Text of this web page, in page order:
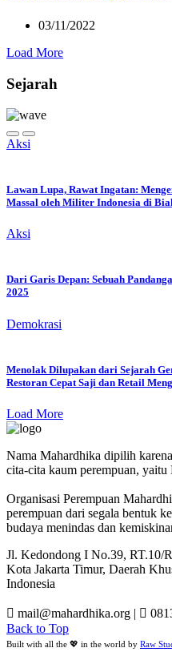
03/11/2022
Load More
Sejarah
Aksi
Lawan Lupa, Rawat Ingatan:
Massal oleh Militer Indonesia di
Aksi
Dari Garis Depan: Sebuah
2025
Demokrasi
Menolak Dilupakan dari Sejarah
Restoran Cepat Saji dan Retail
Load More
Nama Mahardhika dipilih
cita-cita kaum perempuan, yaitu
Organisasi Perempuan
perempuan dari segala bentuk
budaya menindas dan
Jl. Kedondong I No.39, RT.10/
Kota Jakarta Timur, Daerah
Indonesia
mail@mahardhika.org |
Back to Top
Built with all the 💖 in the world by Raw